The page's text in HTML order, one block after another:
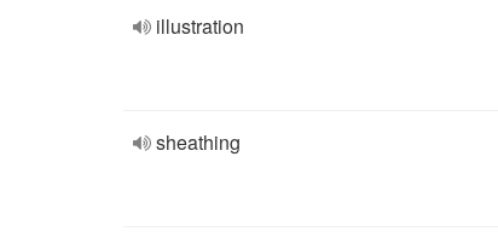
illustration
sheathing